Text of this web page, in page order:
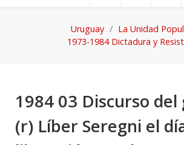
Uruguay
La Unidad
1973-1984 Dictadura y
1984 03 Discurso del
(r) Líber Seregni el